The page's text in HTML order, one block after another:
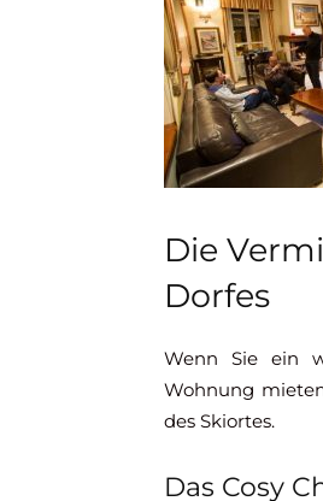
Die
Dorfes
Wenn Sie ein
Wohnung
des Skiortes.
Das Cosy